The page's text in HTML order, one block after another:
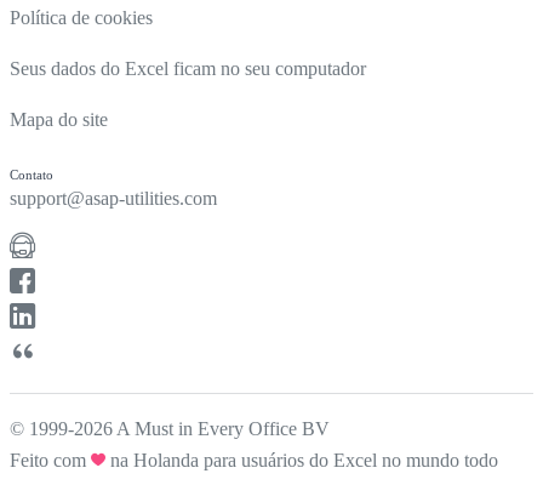
Política de cookies
Seus dados do Excel ficam no seu computador
Mapa do site
Contato
support@asap-utilities.com
© 1999-2026 A Must in Every Office BV
Feito com
na Holanda para usuários do Excel no mundo todo